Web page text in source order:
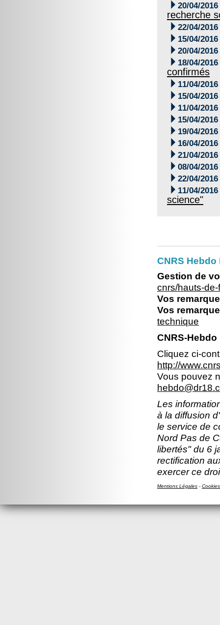
 20/04/2016
recherche
 22/04/2016
 15/04/2016
 20/04/2016
 18/04/2016
confirmés
 11/04/2016
 15/04/2016
 11/04/2016
 15/04/2016
 19/04/2016
 16/04/2016
 21/04/2016
 08/04/2016
 22/04/2016
 11/04/2016
science"
CNRS
Gestion de
cnrs/hauts-
Vos
Vos
technique
CNRS-
Cliquez ci-
http://
Vous pouvez
Les
à la diffusion
le service de
Nord Pas de
libertés" du 6
rectification
exercer ce
Mentions Légales - Cookies